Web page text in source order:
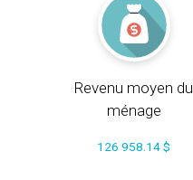
Revenu moyen du
ménage
126 958.14 $